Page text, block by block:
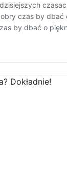
czas by dbać
by dbać o